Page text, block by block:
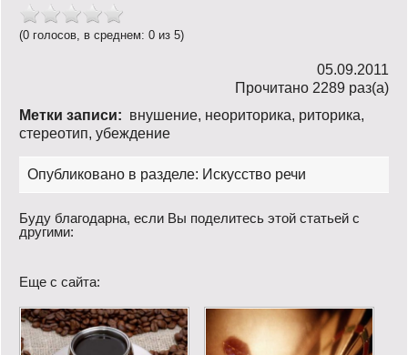
(0 голосов, в среднем: 0 из 5)
05.09.2011
Прочитано 2289 раз(a)
Метки записи: внушение, неориторика, риторика,
стереотип, убеждение
Опубликовано в разделе: Искусство речи
Буду благодарна, если Вы поделитесь этой статьей с
другими:
Еще с сайта: